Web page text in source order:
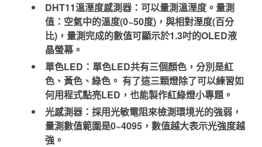
DHT11溫溼度感測器：可以量測溫溼度。量測
值：空氣中的溫度(0~50度)，與相對溼度(百分
比)，量測完成的數值可顯示於1.3吋的OLED液
晶螢幕。
單色LED：單色LED共有三個顏色，分別是紅
色、黃色、綠色。 有了這三顆燈除了可以練習如
何用程式點亮LED，也能製作紅綠燈小專題。
光感測器：採用光敏電阻來檢測環境光的強弱，
量測數值範圍是0~4095，數值越大表示光強度越
強。